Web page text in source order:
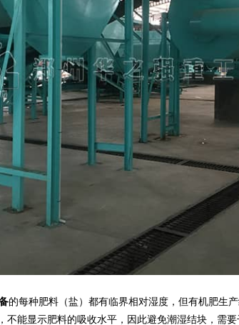
的每种肥料（盐）都有临界相对湿度，但有机肥生
不能显示肥料的吸收水平，因此避免潮湿结块，需要